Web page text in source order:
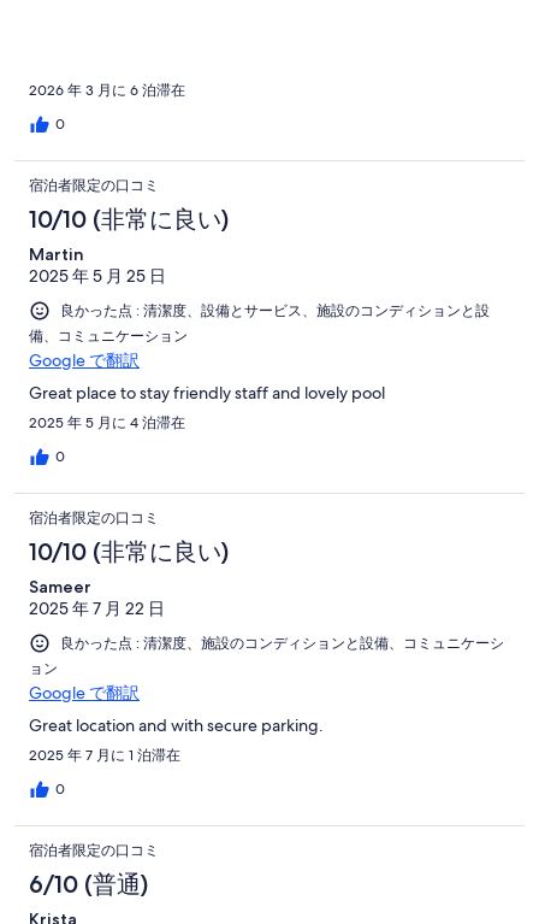
2026 年 3 月に 6 泊滞在
0
宿泊者限定の口コミ
10/10 (非常に良い)
Martin
2025 年 5 月 25 日
良かった点 : 清潔度、設備とサービス、施設のコンディションと設
備、コミュニケーション
Google で翻訳
Great place to stay friendly staff and lovely pool
2025 年 5 月に 4 泊滞在
0
宿泊者限定の口コミ
10/10 (非常に良い)
Sameer
2025 年 7 月 22 日
良かった点 : 清潔度、施設のコンディションと設備、コミュニケーシ
ョン
Google で翻訳
Great location and with secure parking.
2025 年 7 月に 1 泊滞在
0
宿泊者限定の口コミ
6/10 (普通)
Krista